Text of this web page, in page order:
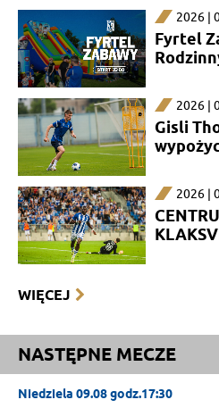
2026 |
Fyrtel
2026 |
Gisli
2026 |
WIĘCEJ
NASTĘPNE MECZE
Niedziela 09.08 godz.17:30